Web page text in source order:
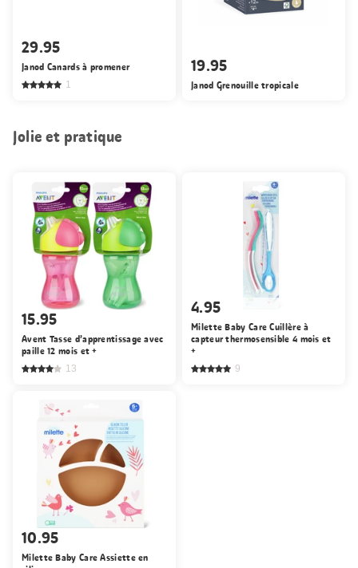
29.95
Janod Canards à promener
1
19.95
Janod Grenouille tropicale
Jolie et pratique
15.95
Avent Tasse d’apprentissage avec
paille 12 mois et +
13
4.95
Milette Baby Care Cuillère à
capteur thermosensible 4 mois et
+
9
10.95
Milette Baby Care Assiette en